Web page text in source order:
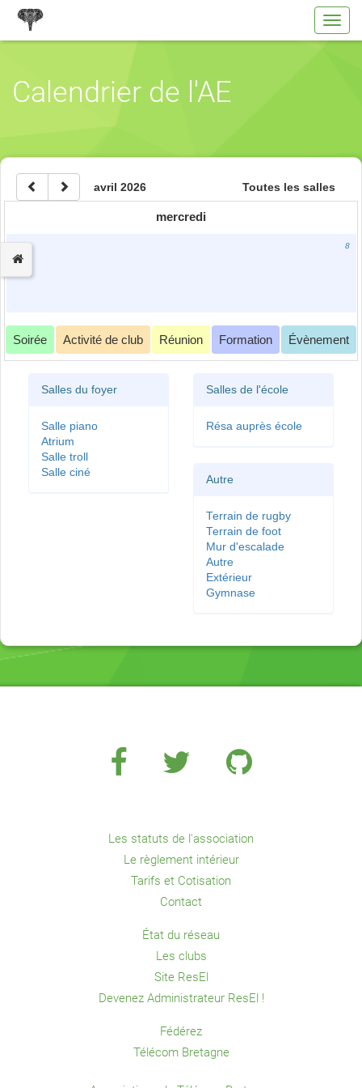
Calendrier de l'AE
avril 2026 Toutes les salles
mercredi
8
Soirée Activité de club Réunion Formation Évènement
Salles du foyer
Salle piano
Atrium
Salle troll
Salle ciné
Salles de l'école
Résa auprès école
Autre
Terrain de rugby
Terrain de foot
Mur d'escalade
Autre
Extérieur
Gymnase
Les statuts de l'association
Le règlement intérieur
Tarifs et Cotisation
Contact
État du réseau
Les clubs
Site ResEl
Devenez Administrateur ResEl !
Fédérez
Télécom Bretagne